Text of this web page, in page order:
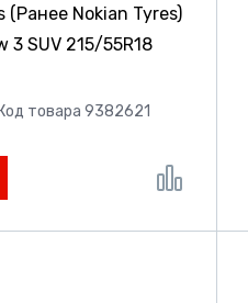
(Ранее Nokian Tyres)
3 SUV 215/55R18
Код товара 9382621